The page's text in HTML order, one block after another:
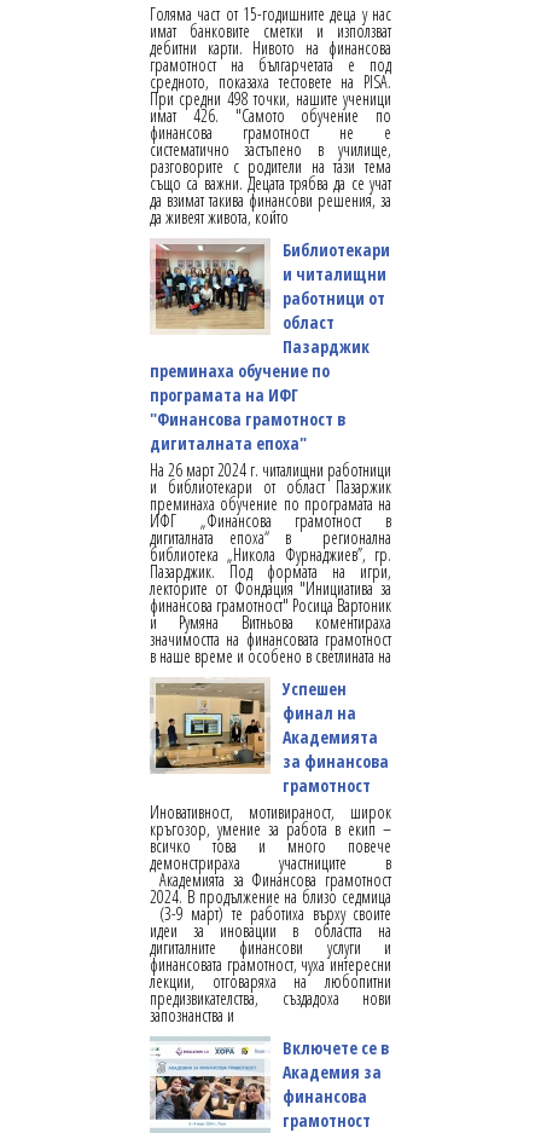
Голяма част от 15-годишните деца у нас
имат банковите сметки и използват
дебитни карти. Нивото на финансова
грамотност на българчетата е под
средното, показаха тестовете на PISA.
При средни 498 точки, нашите ученици
имат 426. "Самото обучение по
финансова грамотност не е
систематично застъпено в училище,
разговорите с родители на тази тема
също са важни. Децата трябва да се учат
да взимат такива финансови решения, за
да живеят живота, който
Библиотекари
и читалищни
работници от
област
Пазарджик
преминаха обучение по
програмата на ИФГ
"Финансова грамотност в
дигиталната епоха"
На 26 март 2024 г. читалищни работници
и библиотекари от област Пазаржик
преминаха обучение по програмата на
ИФГ „Финансова грамотност в
дигиталната епоха“ в регионална
библиотека „Никола Фурнаджиев”, гр.
Пазарджик. Под формата на игри,
лекторите от Фондация "Инициатива за
финансова грамотност" Росица Вартоник
и Румяна Витньова коментираха
значимостта на финансовата грамотност
в наше време и особено в светлината на
Успешен
финал на
Академията
за финансова
грамотност
Иновативност, мотивираност, широк
кръгозор, умение за работа в екип –
всичко това и много повече
демонстрираха участниците в
Академията за Финансова грамотност
2024. В продължение на близо седмица
(3-9 март) те работиха върху своите
идеи за иновации в областта на
дигиталните финансови услуги и
финансовата грамотност, чуха интересни
лекции, отговаряха на любопитни
предизвикателства, създадоха нови
запознанства и
Включете се в
Академия за
финансова
грамотност